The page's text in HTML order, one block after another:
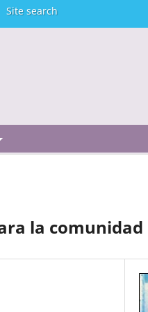
Site search
la